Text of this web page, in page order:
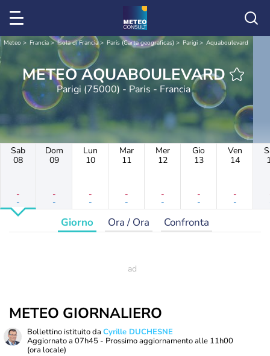
Meteo Francia Isola di Francia Paris (Carta geograficas) Parigi Aquaboulevard
METEO AQUABOULEVARD
Parigi (75000) - Paris - Francia
Sab
08
-
-
Dom
09
-
-
Lun
10
-
-
Mar
11
-
-
Mer
12
-
-
Gio
13
-
-
Ven
14
-
-
Giorno Ora / Ora Confronta
METEO GIORNALIERO
Bollettino istituito da Cyrille DUCHESNE
Aggiornato a 07h45 - Prossimo aggiornamento alle 11h00
(ora locale)